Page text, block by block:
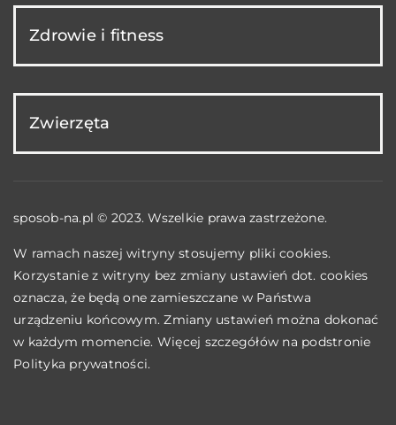
Zdrowie i fitness
Zwierzęta
sposob-na.pl © 2023. Wszelkie prawa zastrzeżone.
W ramach naszej witryny stosujemy pliki cookies.
Korzystanie z witryny bez zmiany ustawień dot. cookies
oznacza, że będą one zamieszczane w Państwa
urządzeniu końcowym. Zmiany ustawień można dokonać
w każdym momencie. Więcej szczegółów na podstronie
Polityka prywatności.